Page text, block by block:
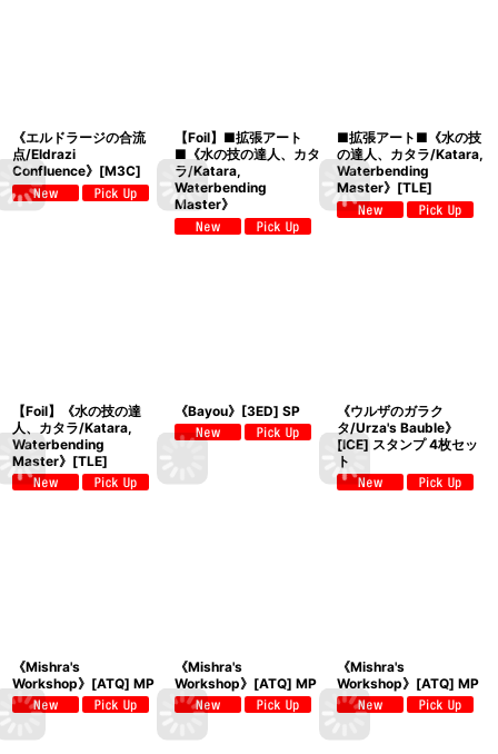
《エルドラージの合流
点/Eldrazi
Confluence》[M3C]
【Foil】■拡張アート
■《水の技の達人、カタ
ラ/Katara,
Waterbending
Master》
■拡張アート■《水の技
の達人、カタラ/Katara,
Waterbending
Master》[TLE]
【Foil】《水の技の達
人、カタラ/Katara,
Waterbending
Master》[TLE]
《Bayou》[3ED] SP
《ウルザのガラク
タ/Urza's Bauble》
[ICE] スタンプ 4枚セッ
ト
《Mishra's
Workshop》[ATQ] MP
《Mishra's
Workshop》[ATQ] MP
《Mishra's
Workshop》[ATQ] MP